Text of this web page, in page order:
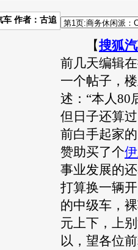
车 作者：古追
【搜狐
前几天编辑
一个帖子，
述：“本人80
但日子还算
前白手起家
赞助买了个
事业发展的
打算换一辆
的中级车，
元上下，上
以，望各位